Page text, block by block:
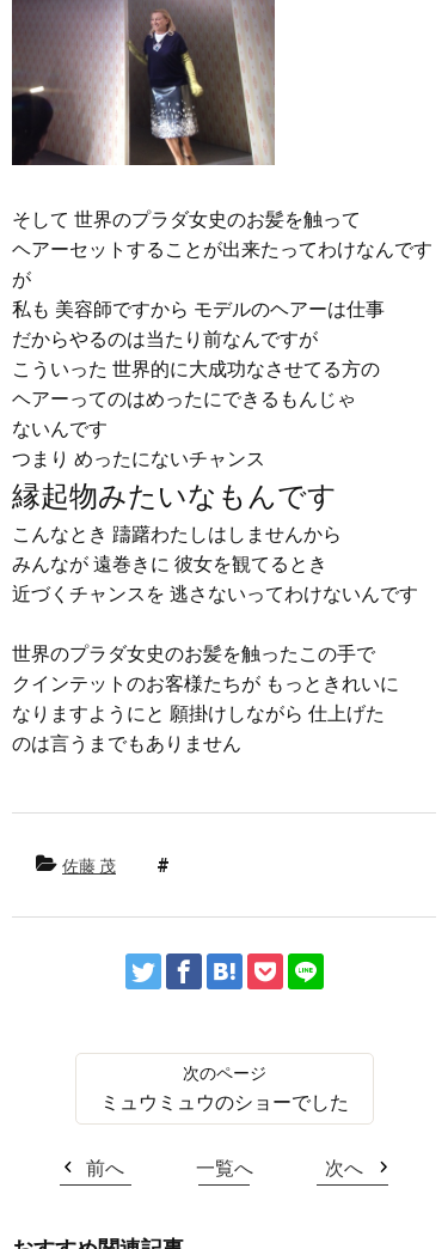
そして 世界のプラダ女史のお髪を触って
ヘアーセットすることが出来たってわけなんです
が
私も 美容師ですから モデルのヘアーは仕事
だからやるのは当たり前なんですが
こういった 世界的に大成功なさせてる方の
ヘアーってのはめったにできるもんじゃ
ないんです
つまり めったにないチャンス
縁起物みたいなもんです
こんなとき 躊躇わたしはしませんから
みんなが 遠巻きに 彼女を観てるとき
近づくチャンスを 逃さないってわけないんです
世界のプラダ女史のお髪を触ったこの手で
クインテットのお客様たちが もっときれいに
なりますようにと 願掛けしながら 仕上げた
のは言うまでもありません
佐藤 茂
ミュウミュウのショーでした
前へ 一覧へ 次へ